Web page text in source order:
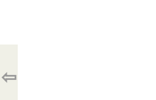
⇦